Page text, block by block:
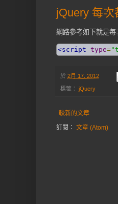
jQuery 每
網路參考如下就是每
<script type=
於 2月 17, 2012
標籤： jQuery
較新的文章
訂閱： 文章 (Atom)